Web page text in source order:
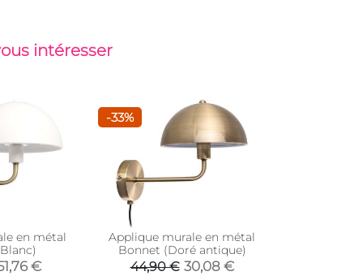
intéresser
en métal
€
-33%
Applique murale en métal
Bonnet (Doré antique)
44,90 € 30,08 €